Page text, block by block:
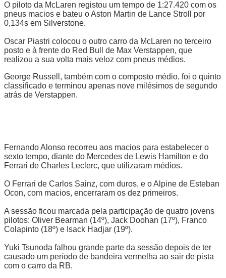
O piloto da McLaren registou um tempo de 1:27.420 com os
pneus macios e bateu o Aston Martin de Lance Stroll por
0,134s em Silverstone.
Oscar Piastri colocou o outro carro da McLaren no terceiro
posto e à frente do Red Bull de Max Verstappen, que
realizou a sua volta mais veloz com pneus médios.
George Russell, também com o composto médio, foi o quinto
classificado e terminou apenas nove milésimos de segundo
atrás de Verstappen.
Fernando Alonso recorreu aos macios para estabelecer o
sexto tempo, diante do Mercedes de Lewis Hamilton e do
Ferrari de Charles Leclerc, que utilizaram médios.
O Ferrari de Carlos Sainz, com duros, e o Alpine de Esteban
Ocon, com macios, encerraram os dez primeiros.
A sessão ficou marcada pela participação de quatro jovens
pilotos: Oliver Bearman (14º), Jack Doohan (17º), Franco
Colapinto (18º) e Isack Hadjar (19º).
Yuki Tsunoda falhou grande parte da sessão depois de ter
causado um período de bandeira vermelha ao sair de pista
com o carro da RB.